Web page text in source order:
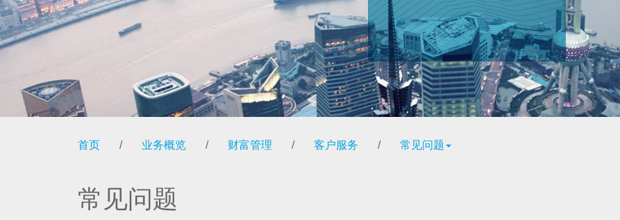
首页 / 业务概览 / 财富管理 / 客户服务 / 常见问题
常见问题